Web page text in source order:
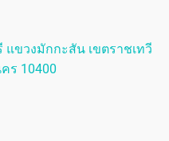
แขวงมักกะสัน เขตราชเทวี
ร 10400